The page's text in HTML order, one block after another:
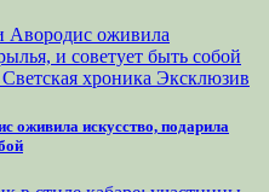
Светская хроника Эксклюзив
оживила искусство, подарила